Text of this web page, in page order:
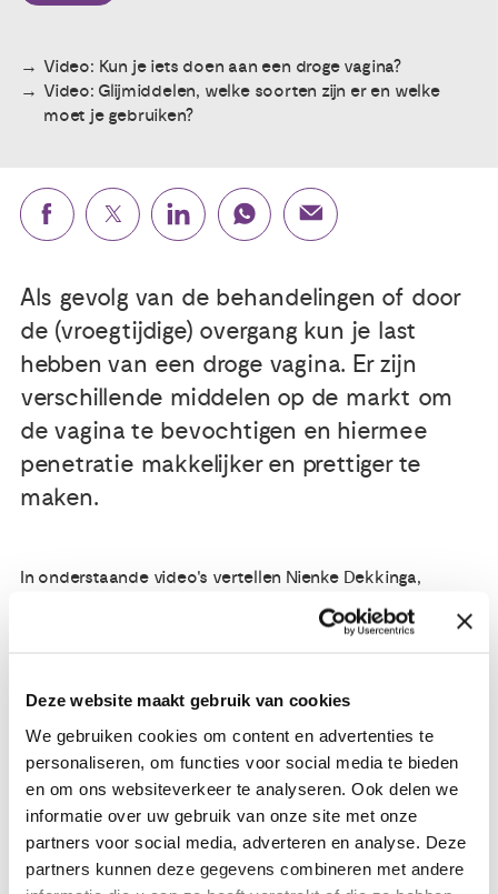
Deze website maakt gebruik van cookies
We gebruiken cookies om content en advertenties te
personaliseren, om functies voor social media te bieden
en om ons websiteverkeer te analyseren. Ook delen we
informatie over uw gebruik van onze site met onze
partners voor social media, adverteren en analyse. Deze
partners kunnen deze gegevens combineren met andere
Over ons
Video: Kun je iets doen aan een droge vagina?
Video: Glijmiddelen, welke soorten zijn er en welke
moet je gebruiken?
Als gevolg van de behandelingen of door
de (vroegtijdige) overgang kun je last
hebben van een droge vagina. Er zijn
verschillende middelen op de markt om
de vagina te bevochtigen en hiermee
penetratie makkelijker en prettiger te
maken.
In onderstaande video's vertellen Nienke Dekkinga,
consulent seksuele gezondheid, ACT & Psychosociaal
bespreekhetmetzorg.nl
Video: Kun je iets doen aan een droge
vagina?